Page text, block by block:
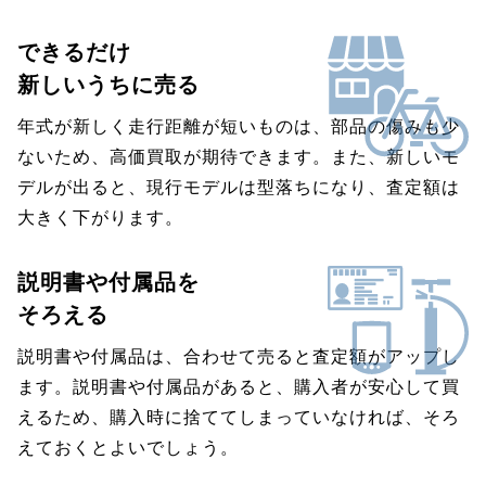
できるだけ
新しいうちに売る
年式が新しく走行距離が短いものは、部品の傷みも少
ないため、高価買取が期待できます。また、新しいモ
デルが出ると、現行モデルは型落ちになり、査定額は
大きく下がります。
説明書や付属品を
そろえる
説明書や付属品は、合わせて売ると査定額がアップし
ます。説明書や付属品があると、購入者が安心して買
えるため、購入時に捨ててしまっていなければ、そろ
えておくとよいでしょう。